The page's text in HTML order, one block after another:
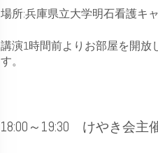
場所:兵庫県立大学明石看護キ
講演1時間前よりお部屋を開放
す。
18:00～19:30 けやき会